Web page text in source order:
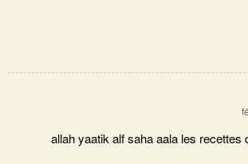
allah yaatik alf saha aala les recettes